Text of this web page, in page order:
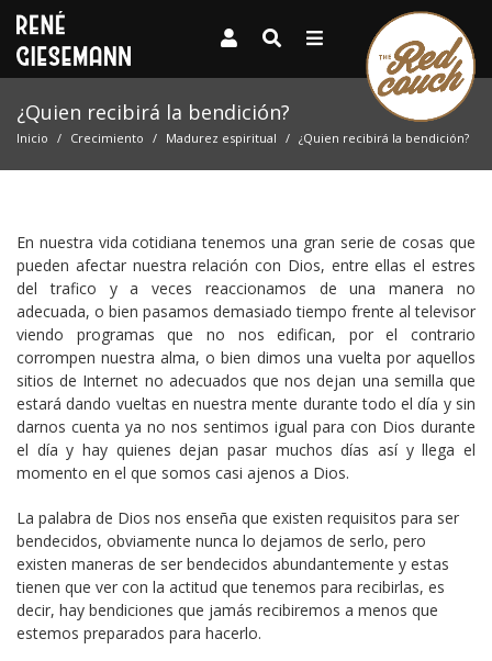
¿Quien recibirá la bendición?
Inicio Crecimiento Madurez espiritual ¿Quien recibirá la bendición?
En nuestra vida cotidiana tenemos una gran serie de cosas que
pueden afectar nuestra relación con Dios, entre ellas el estres
del trafico y a veces reaccionamos de una manera no
adecuada, o bien pasamos demasiado tiempo frente al televisor
viendo programas que no nos edifican, por el contrario
corrompen nuestra alma, o bien dimos una vuelta por aquellos
sitios de Internet no adecuados que nos dejan una semilla que
estará dando vueltas en nuestra mente durante todo el día y sin
darnos cuenta ya no nos sentimos igual para con Dios durante
el día y hay quienes dejan pasar muchos días así y llega el
momento en el que somos casi ajenos a Dios.
La palabra de Dios nos enseña que existen requisitos para ser
bendecidos, obviamente nunca lo dejamos de serlo, pero
existen maneras de ser bendecidos abundantemente y estas
tienen que ver con la actitud que tenemos para recibirlas, es
decir, hay bendiciones que jamás recibiremos a menos que
estemos preparados para hacerlo.